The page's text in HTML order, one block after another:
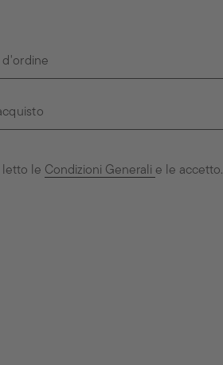
letto le Condizioni Generali e le accetto.